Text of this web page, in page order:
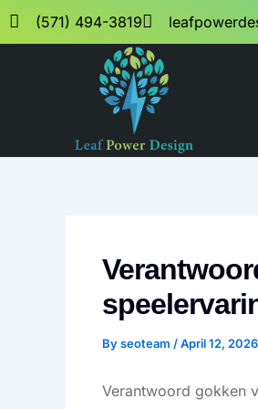
to
content
(571) 494-3819
Byseoteam /April 12, 2026
Verantwoord gokken